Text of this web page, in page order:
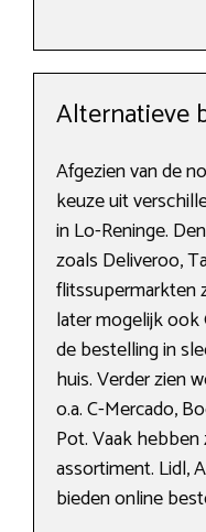
Alternatieve
Afgezien van de
keuze uit
in Lo-Reninge.
zoals Deliveroo,
flitssupermarkten
later mogelijk ook
de bestelling in
huis. Verder zien
o.a. C-Mercado,
Pot. Vaak
assortiment. Lidl,
bieden online